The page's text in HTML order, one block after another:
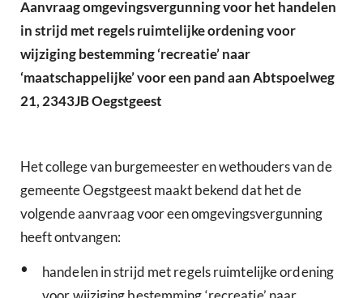
Aanvraag omgevingsvergunning voor het handelen
in strijd met regels ruimtelijke ordening voor
wijziging bestemming ‘recreatie’ naar
‘maatschappelijke’ voor een pand aan Abtspoelweg
21, 2343JB Oegstgeest
Het college van burgemeester en wethouders van de
gemeente Oegstgeest maakt bekend dat het de
volgende aanvraag voor een omgevingsvergunning
heeft ontvangen:
•
handelen in strijd met regels ruimtelijke ordening